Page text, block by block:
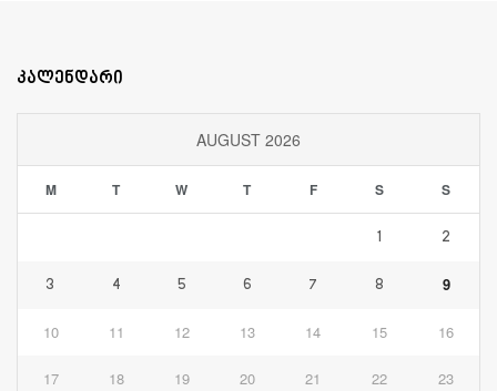
კალენდარი
AUGUST 2026
M T W T F S S
1 2
3 4 5 6 7 8 9
10 11 12 13 14 15 16
17 18 19 20 21 22 23